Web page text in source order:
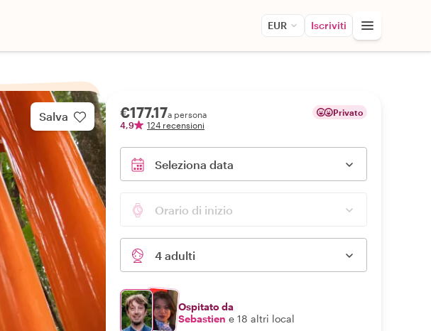
EUR Iscriviti
Salva €177.17a persona
4,9
124 recensioni
Privato
Seleziona data
Orario di inizio
4 adulti
Ospitato da
Sebastien e 18 altri local